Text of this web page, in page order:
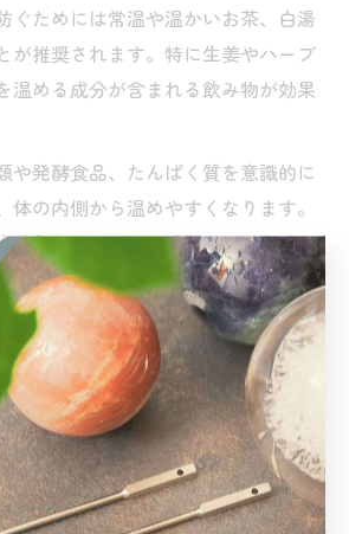
ぐためには常温や温かいお茶、白湯
が推奨されます。特に生姜やハーブ
温める成分が含まれる飲み物が効果
や発酵食品、たんぱく質を意識的に
体の内側から温めやすくなります。
姜入りのスープ、温野菜のサラダな
です。外食や忙しい日でも、温かい
心がけると良いでしょう。
な水分摂取や冷たい飲み物・アイス
かえって冷えを招く場合がありま
や飲み物の選び方にも気を配り、身
サポートしましょう。